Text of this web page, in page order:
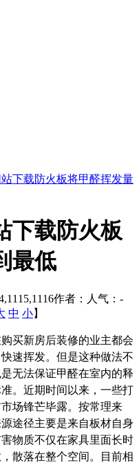
下载防火板将甲醛挥发量
下载防火板
最低
作者： 人气： -
中 小】
购买新房后装修的业主都会
速挥发。但是这种做法不
是无法保证甲醛在室内的释
。近期时间以来，一些打
场锋芒毕露。按常理来
源途径主要是来自板材自身
害物质不仅在家具里面长时
散落在整个空间。目前相